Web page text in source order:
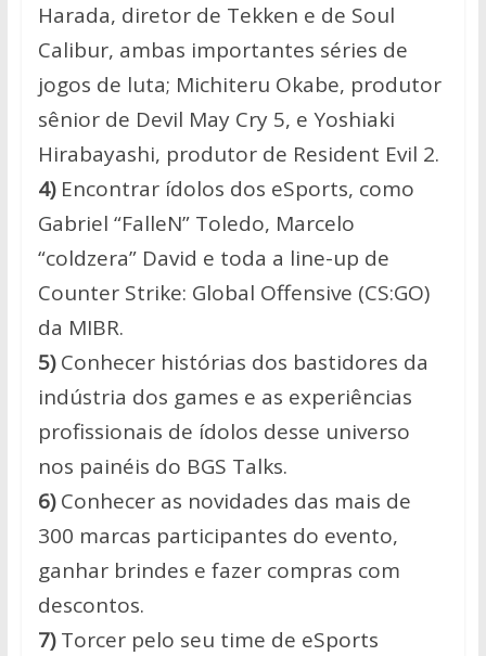
Harada, diretor de Tekken e de Soul
Calibur, ambas importantes séries de
jogos de luta; Michiteru Okabe, produtor
sênior de Devil May Cry 5, e Yoshiaki
Hirabayashi, produtor de Resident Evil 2.
4)Encontrar ídolos dos eSports, como
Gabriel “FalleN” Toledo, Marcelo
“coldzera” David e toda a line-up de
Counter Strike: Global Offensive (CS:GO)
da MIBR.
5)Conhecer histórias dos bastidores da
indústria dos games e as experiências
profissionais de ídolos desse universo
nos painéis do BGS Talks.
6)Conhecer as novidades das mais de
300 marcas participantes do evento,
ganhar brindes e fazer compras com
descontos.
7)Torcer pelo seu time de eSports